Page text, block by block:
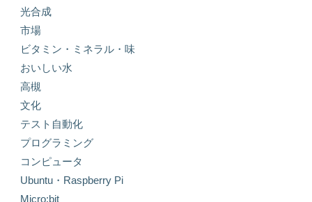
光合成
市場
ビタミン・ミネラル・味
おいしい水
高槻
文化
テスト自動化
プログラミング
コンピュータ
Ubuntu・Raspberry Pi
Micro:bit